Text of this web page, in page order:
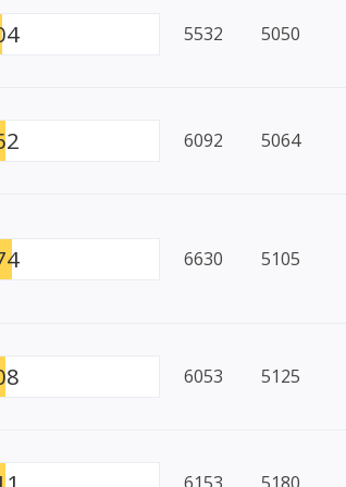
5532 5050
6092 5064
6630 5105
6053 5125